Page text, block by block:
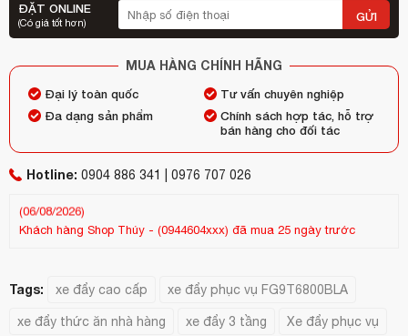
ĐẶT ONLINE
(Có giá tốt hơn) GỬI
MUA HÀNG CHÍNH HÃNG
Đại lý toàn quốc
Tư vấn chuyên nghiệp
Đa dạng sản phẩm
Chính sách hợp tác, hỗ trợ
bán hàng cho đối tác
Hotline: 0904 886 341 | 0976 707 026
Khách hàngpham thị ngọc -(0913436xxx)đã mua 1 day trước
Khách hàng
(13/07/2026)
Tags: xe đẩy cao cấp xe đẩy phục vụ FG9T6800BLA
xe đẩy thức ăn nhà hàng xe đẩy 3 tầng Xe đẩy phục vụ